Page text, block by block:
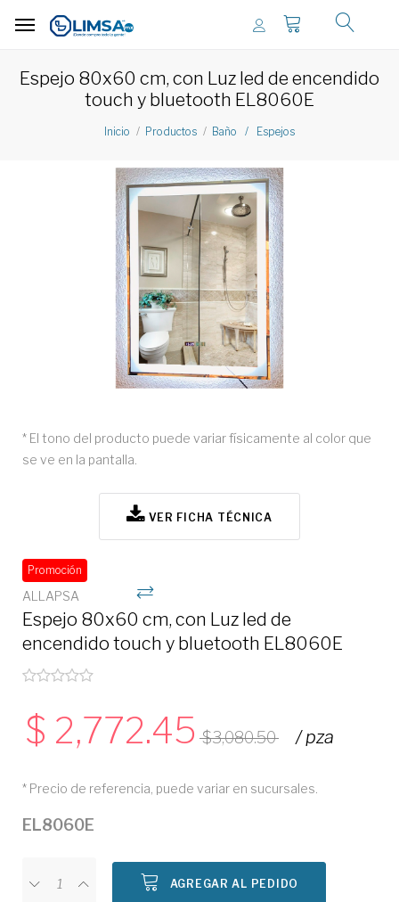
Espejo 80x60 cm, con Luz led de encendido
touch y bluetooth EL8060E
Inicio Productos Baño / Espejos
* El tono del producto puede variar físicamente al color que
se ve en la pantalla.
VER FICHA TÉCNICA
Promoción
ALLAPSA
Espejo 80x60 cm, con Luz led de
encendido touch y bluetooth EL8060E
2,772.45 3,080.50 / pza
* Precio de referencia, puede variar en sucursales.
EL8060E
AGREGAR AL PEDIDO